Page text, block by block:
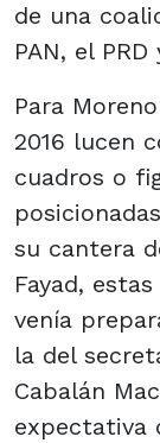
de una
PAN, el
Para
2016 lucen
cuadros o
su cantera
Fayad,
venía
la del
Cabalán
expectativa